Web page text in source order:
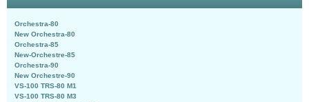
Orchestra-80
New Orchestra-80
Orchestra-85
New-Orchestre-85
Orchestra-90
New Orchestre-90
VS-100 TRS-80 M1
VS-100 TRS-80 M3